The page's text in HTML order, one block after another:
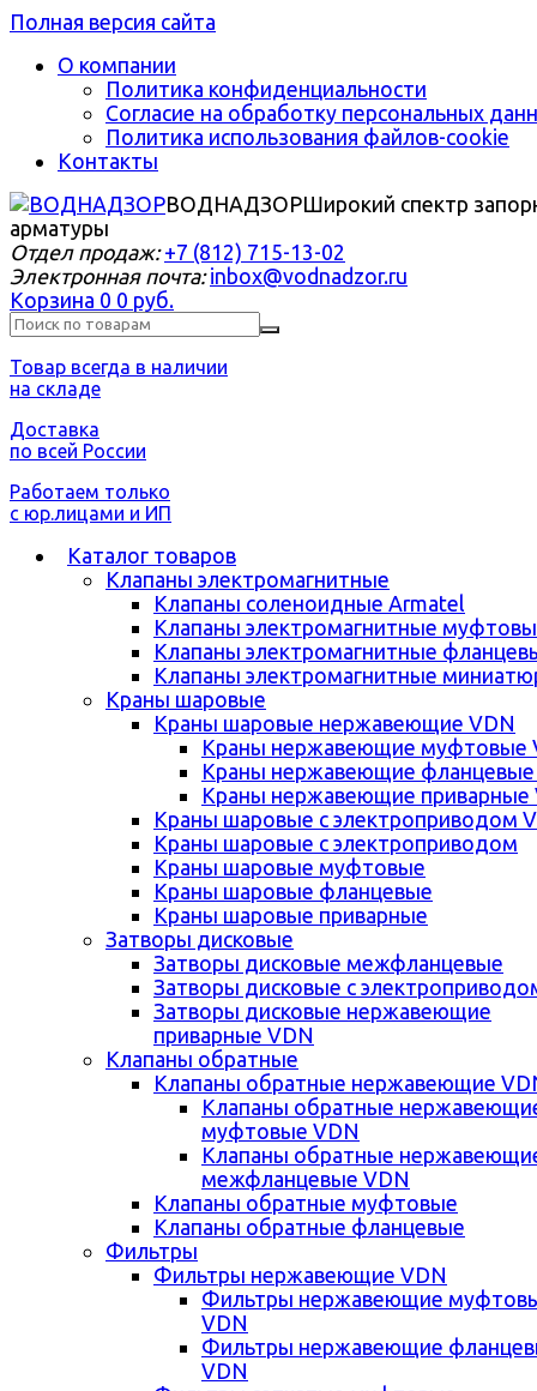
Полная версия сайта
О компании
Политика конфиденциальности
Согласие на обработку персональных
Политика использования файлов-cookie
Контакты
ВОДНАДЗОРШирокий спектр
арматуры
Отдел продаж: +7 (812) 715-13-02
Электронная почта: inbox@vodnadzor.ru
Корзина 0 0 руб.
Товар всегда в наличии
на складе
Доставка
по всей России
Работаем только
с юр.лицами и ИП
Каталог товаров
Клапаны электромагнитные
Клапаны соленоидные Armatel
Клапаны электромагнитные
Клапаны электромагнитные
Клапаны электромагнитные
Краны шаровые
Краны шаровые нержавеющие VDN
Краны нержавеющие муфтовые
Краны нержавеющие фланцевые
Краны нержавеющие приварные
Краны шаровые с электроприводом
Краны шаровые с электроприводом
Краны шаровые муфтовые
Краны шаровые фланцевые
Краны шаровые приварные
Затворы дисковые
Затворы дисковые межфланцевые
Затворы дисковые с
Затворы дисковые нержавеющие
приварные VDN
Клапаны обратные
Клапаны обратные нержавеющие
Клапаны обратные
муфтовые VDN
Клапаны обратные
межфланцевые VDN
Клапаны обратные муфтовые
Клапаны обратные фланцевые
Фильтры
Фильтры нержавеющие VDN
Фильтры нержавеющие
VDN
Фильтры нержавеющие
VDN